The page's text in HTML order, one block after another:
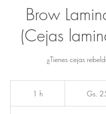
Brow
(Cejas
¿Tienes cejas
1 h
paraguayosGs.